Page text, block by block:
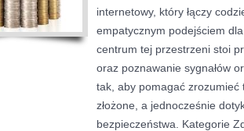
internetowy, który łączy
empatycznym podejściem
centrum tej przestrzeni stoi
oraz poznawanie sygnałów
tak, aby pomagać zrozumieć
złożone, a jednocześnie
bezpieczeństwa. Kategorie